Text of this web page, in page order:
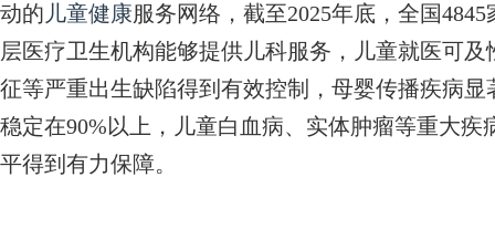
动的 儿童健康服务网络，截至2025年底，全国
层医疗卫生机构能够提供儿科服务，儿童就医可
征等严重出生缺陷得到有效控制，母婴传播疾病
稳定在90%以上，儿童白血病、实体肿瘤等重大
平得到有力保障。